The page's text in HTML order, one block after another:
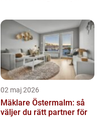
02 maj 2026
Mäklare Östermalm: så
väljer du rätt partner för